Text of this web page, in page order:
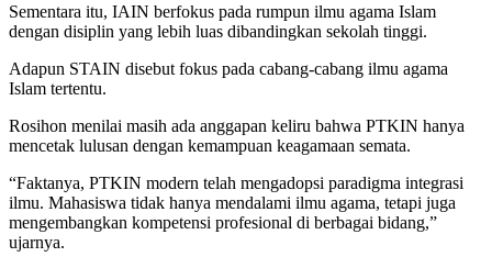
Sementara itu, IAIN berfokus pada rumpun ilmu agama Islam
dengan disiplin yang lebih luas dibandingkan sekolah tinggi.
Adapun STAIN disebut fokus pada cabang-cabang ilmu agama
Islam tertentu.
Rosihon menilai masih ada anggapan keliru bahwa PTKIN hanya
mencetak lulusan dengan kemampuan keagamaan semata.
“Faktanya, PTKIN modern telah mengadopsi paradigma integrasi
ilmu. Mahasiswa tidak hanya mendalami ilmu agama, tetapi juga
mengembangkan kompetensi profesional di berbagai bidang,”
ujarnya.